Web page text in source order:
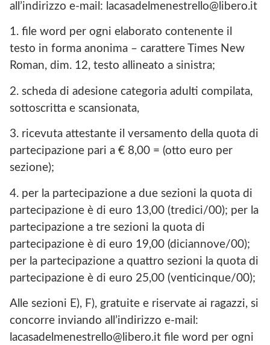
all’indirizzo e-mail: lacasadelmenestrello@libero.it
1. file word per ogni elaborato contenente il
testo in forma anonima – carattere Times New
Roman, dim. 12, testo allineato a sinistra;
2. scheda di adesione categoria adulti compilata,
sottoscritta e scansionata,
3. ricevuta attestante il versamento della quota di
partecipazione pari a € 8,00 = (otto euro per
sezione);
4. per la partecipazione a due sezioni la quota di
partecipazione è di euro 13,00 (tredici/00); per la
partecipazione a tre sezioni la quota di
partecipazione è di euro 19,00 (diciannove/00);
per la partecipazione a quattro sezioni la quota di
partecipazione è di euro 25,00 (venticinque/00);
Alle sezioni E), F), gratuite e riservate ai ragazzi, si
concorre inviando all’indirizzo e-mail:
lacasadelmenestrello@libero.it file word per ogni